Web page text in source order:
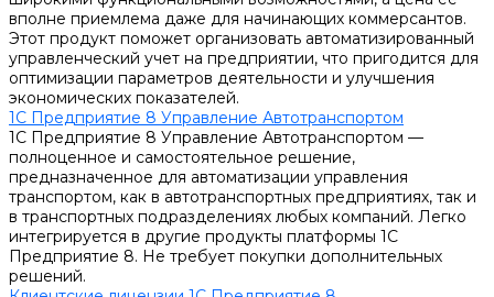
вполне приемлема даже для начинающих коммерсантов.
Этот продукт поможет организовать автоматизированный
управленческий учет на предприятии, что пригодится для
оптимизации параметров деятельности и улучшения
экономических показателей.
1С Предприятие 8 Управление Автотранспортом
1С Предприятие 8 Управление Автотранспортом —
полноценное и самостоятельное решение,
предназначенное для автоматизации управления
транспортом, как в автотранспортных предприятиях, так и
в транспортных подразделениях любых компаний. Легко
интегрируется в другие продукты платформы 1С
Предприятие 8. Не требует покупки дополнительных
решений.